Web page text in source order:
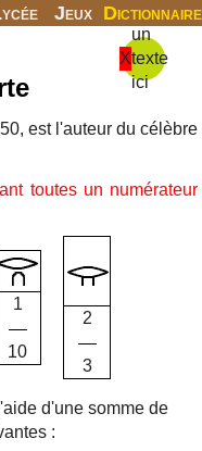
Jeux Dictionnaire
X
un
texte
ici
est l'auteur du célèbre
toutes un numérateur
1
10
2
3
d'une somme de
: